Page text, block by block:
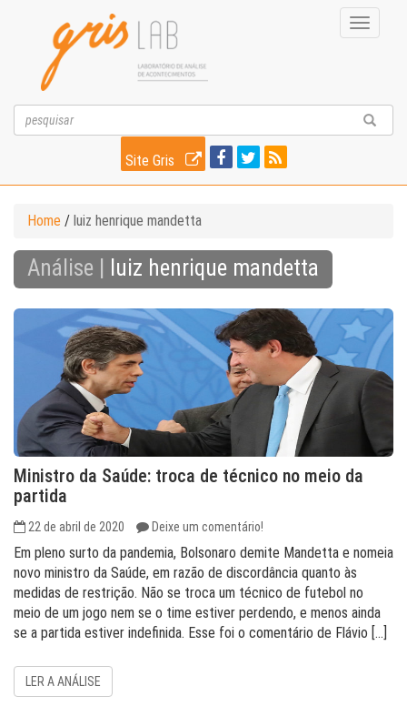
Toggle
Site Gris
Home / luiz henrique mandetta
Análise | luiz henrique mandetta
Ministro da Saúde: troca de técnico no meio da
partida
22 de abril de 2020 Deixe um comentário!
Em pleno surto da pandemia, Bolsonaro demite Mandetta e nomeia
novo ministro da Saúde, em razão de discordância quanto às
medidas de restrição. Não se troca um técnico de futebol no
meio de um jogo nem se o time estiver perdendo, e menos ainda
se a partida estiver indefinida. Esse foi o comentário de Flávio […]
LER A ANÁLISE